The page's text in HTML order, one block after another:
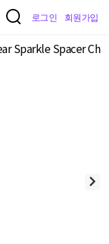
로그인 회원가입